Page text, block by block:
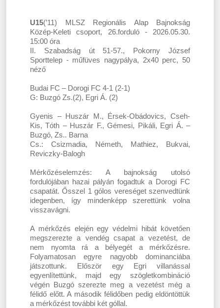
U15(’11) MLSZ Regionális Alap Bajnokság
Közép-Keleti csoport, 26.forduló - 2026.05.30.
15:00 óra
II. Szabadság út 51-57., Pokorny József
Sporttelep - műfüves nagypálya, 2x40 perc, 50
néző
Budai FC – Dorogi FC 4-1 (2-1)
G: Buzgó Zs.(2), Egri Á. (2)
Gyenis – Huszár M., Érsek-Obádovics, Cseh-
Kis, Tóth – Huszár F., Gémesi, Pikáli, Egri Á. –
Buzgó, Zs.. Barna
Cs.: Csizmadia, Németh, Mathiez, Bukvai,
Reviczky-Balogh
Mérkőzéselemzés: A bajnokság utolsó
fordulójában hazai pályán fogadtuk a Dorogi FC
csapatát. Ősszel 1 gólos vereséget szenvedtünk
idegenben, így mindenképp szerettünk volna
visszavágni.
A mérkőzés elején egy védelmi hibát követően
megszerezte a vendég csapat a vezetést, de
nem nyomta rá a bélyegét a mérkőzésre.
Folyamatosan egyre nagyobb dominanciába
játszottunk. Először egy Egri villanással
egyenlítettünk, majd egy szögletkombináció
végén Buzgó szerezte meg a vezetést még a
félidő előtt. A második félidőben pedig eldöntöttük
a mérkőzést további két góllal.